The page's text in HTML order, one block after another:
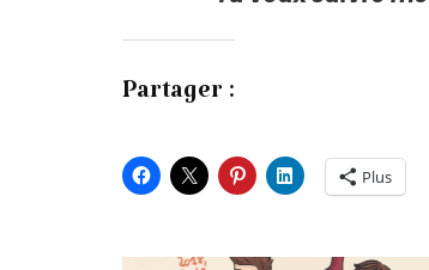
Partager :
Plus